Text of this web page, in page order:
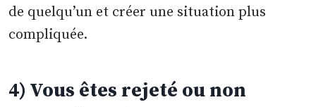
de quelqu’un et créer une situation plus
compliquée.
4) Vous êtes rejeté ou non